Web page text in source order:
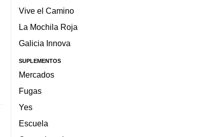
Vive el Camino
La Mochila Roja
Galicia Innova
SUPLEMENTOS
Mercados
Fugas
Yes
Escuela